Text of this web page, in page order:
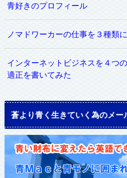
青好きのプロフィール
ノマドワーカーの仕事を３種類
インターネットビジネスを４つ
適正を書いてみた
蒼より青く生きていく為のメー